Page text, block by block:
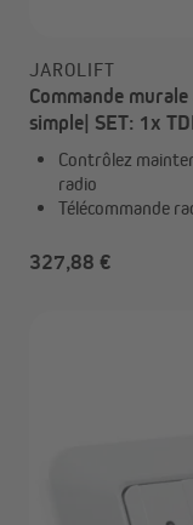
JAROLIFT
Commande
simple| SET: 1x
Contrôlez
radio
Télécommande
327,88 €